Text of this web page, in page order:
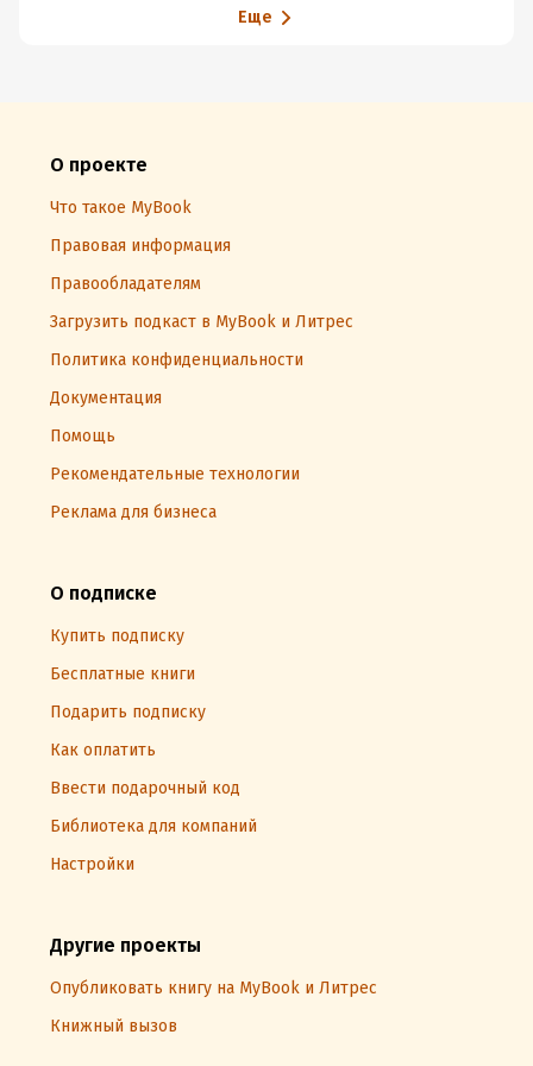
Еще
О проекте
Что такое MyBook
Правовая информация
Правообладателям
Загрузить подкаст в MyBook и Литрес
Политика конфиденциальности
Документация
Помощь
Рекомендательные технологии
Реклама для бизнеса
О подписке
Купить подписку
Бесплатные книги
Подарить подписку
Как оплатить
Ввести подарочный код
Библиотека для компаний
Настройки
Другие проекты
Опубликовать книгу на MyBook и Литрес
Книжный вызов